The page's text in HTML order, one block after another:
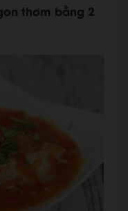
thơm bằng 2